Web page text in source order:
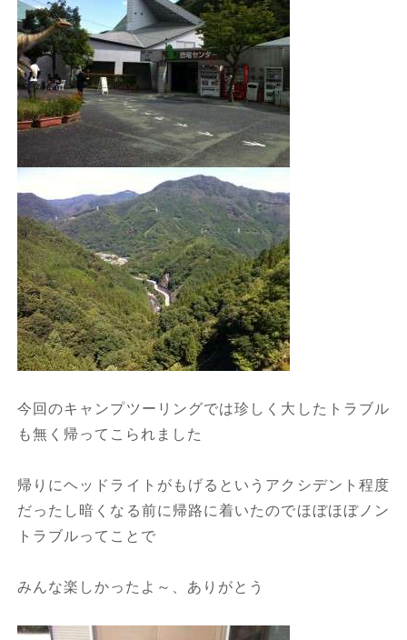
今回のキャンプツーリングでは珍しく大したトラブル
も無く帰ってこられました
帰りにヘッドライトがもげるというアクシデント程度
だったし暗くなる前に帰路に着いたのでほぼほぼノン
トラブルってことで
みんな楽しかったよ～、ありがとう